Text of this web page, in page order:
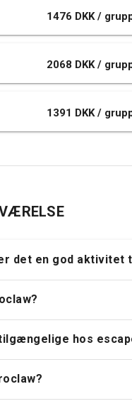
1476 DKK /
2068 DKK /
1391 DKK /
det en god aktivitet
hos